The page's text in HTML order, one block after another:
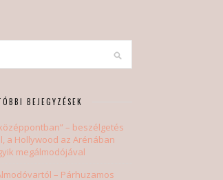
BEJEGYZÉSEK
– beszélgetés
a Hollywood az Arénában
megálmodójával
– Párhuzamos